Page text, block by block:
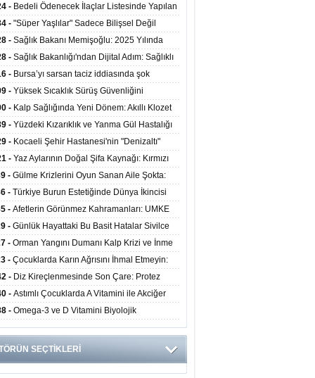
13 Yıl Uzatabiliyor
- Bedeli Ödenecek İlaçlar Listesinde Yapılan
Hakkında Duyuru 2026/30
- "Süper Yaşlılar" Sadece Bilişsel Değil
Olarak da Daha Sağlıklı Yaşıyor
- Sağlık Bakanı Memişoğlu: 2025 Yılında
Aşkın Kişiye Emzirme Eğitimi Verildi
- Sağlık Bakanlığı'ndan Dijital Adım: Sağlıklı
Merkezlerinde Uzaktan Sağlık Hizmeti
- Bursa’yı sarsan taciz iddiasında şok
- Yüksek Sıcaklık Sürüş Güvenliğini
40 Derecede Güvenli Sürüş Süresi 53
İniyor
- Kalp Sağlığında Yeni Dönem: Akıllı Klozet
30 Saniyede Ritim Bozukluğunu Tespit
- Yüzdeki Kızarıklık ve Yanma Gül Hastalığı
Belirtisi Olabilir
- Kocaeli Şehir Hastanesi'nin "Denizaltı"
Ünitesi Hastalara Umut Oluyor
- Yaz Aylarının Doğal Şifa Kaynağı: Kırmızı
Bağışıklığı ve Kalbi Koruyor
- Gülme Krizlerini Oyun Sanan Aile Şokta:
Çocuk 8 Kez Felç Geçirdi
- Türkiye Burun Estetiğinde Dünya İkincisi
- Afetlerin Görünmez Kahramanları: UMKE
Görev Başında
- Günlük Hayattaki Bu Basit Hatalar Sivilce
Tetikliyor
- Orman Yangını Dumanı Kalp Krizi ve İnme
Artırıyor
- Çocuklarda Karın Ağrısını İhmal Etmeyin:
Habercisi Olabilir
- Diz Kireçlenmesinde Son Çare: Protez
İle Yaşam Kalitesi Artıyor
- Astımlı Çocuklarda A Vitamini ile Akciğer
Arasında Bağlantı Bulundu
- Omega-3 ve D Vitamini Biyolojik
Yavaşlatabilir
SEÇTİKLERİ